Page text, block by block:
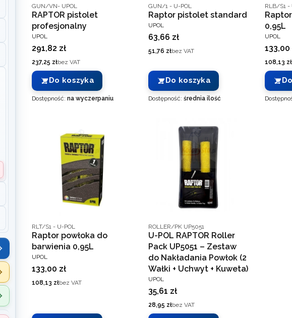
Kod producenta
GUN/VN- UPOL
RAPTOR pistolet
profesjonalny
PRODUCENT
UPOL
Cena
291,82 zł
Cena
237,25 złbez VAT
Do koszyka
Dostępność: na wyczerpaniu
Kod producenta
GUN/1 - U-POL
Raptor pistolet standard
PRODUCENT
UPOL
Cena
63,66 zł
Cena
51,76 złbez VAT
Do koszyka
Dostępność: średnia ilość
Kod
RLB/S1 -
0,95L
UPOL
Cena
133,00
Cena
108,13 zł
Kod producenta
RLT/S1 - U-POL
Raptor powłoka do
barwienia 0,95L
PRODUCENT
UPOL
Cena
133,00 zł
Cena
108,13 złbez VAT
Kod producenta
ROLLER/PK UP5051
U-POL RAPTOR Roller
Pack UP5051 – Zestaw
do Nakładania Powłok (2
Wałki + Uchwyt + Kuweta)
PRODUCENT
UPOL
Cena
35,61 zł
Cena
28,95 złbez VAT